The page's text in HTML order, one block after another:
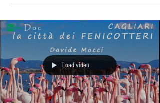
Load video